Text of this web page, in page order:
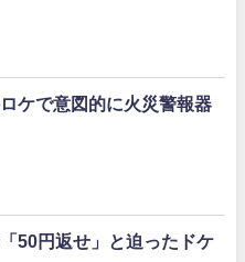
ケで意図的に火災警報器
50円返せ」と迫ったドケ